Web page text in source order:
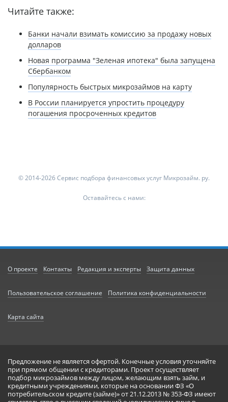
Читайте также:
Банки начали взимать комиссию за продажу новых
долларов
Новая программа "Зеленая ипотека" была запущена
Сбербанком
Популярность быстрых микрозаймов на карту
В России планируется упростить процедуру
погашения просроченных кредитов
© 2014-2026 Сервис подбора финансовых услуг Микрозайм. ру.
Оставайтесь с нами:
О проекте Контакты Редакция и эксперты Защита данных
Пользовательское соглашение Политика конфиденциальности
Карта сайта
Предложение не является офертой. Конечные условия уточняйте
при прямом общении с кредиторами. Проект осуществляет
подбор микрозаймов между лицом, желающим взять займ, и
кредитными учреждениями, которые на основании ФЗ «О
потребительском кредите (займе)» от 21.12.2013 № 353-ФЗ имеют